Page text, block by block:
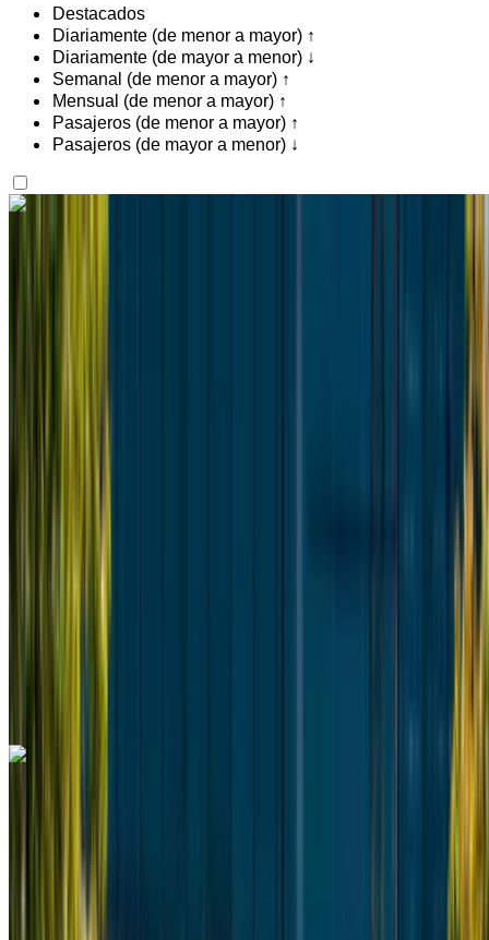
Destacados
Diariamente (de menor a mayor) ↑
Diariamente (de mayor a menor) ↓
Semanal (de menor a mayor) ↑
Mensual (de menor a mayor) ↑
Pasajeros (de menor a mayor) ↑
Pasajeros (de mayor a menor) ↓
¿Te gusta lo que ves?
2023
Euro
Camioneta